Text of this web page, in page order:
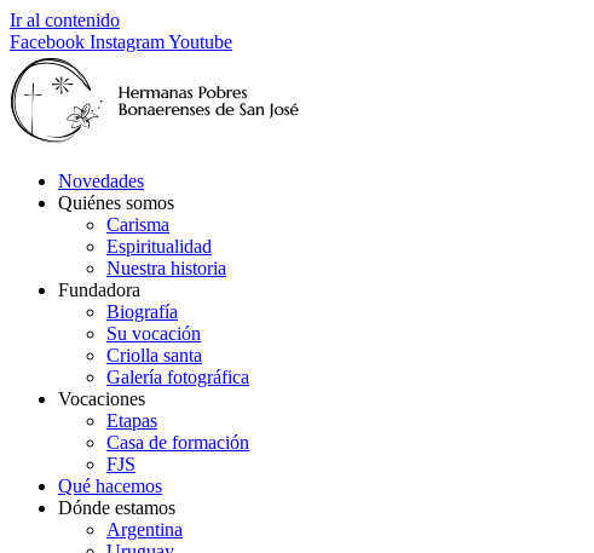
Ir al contenido
Facebook InstagramYoutube
Novedades
Quiénes somos
Carisma
Espiritualidad
Nuestra historia
Fundadora
Biografía
Su vocación
Criolla santa
Galería fotográfica
Vocaciones
Etapas
Casa de formación
FJS
Qué hacemos
Dónde estamos
Argentina